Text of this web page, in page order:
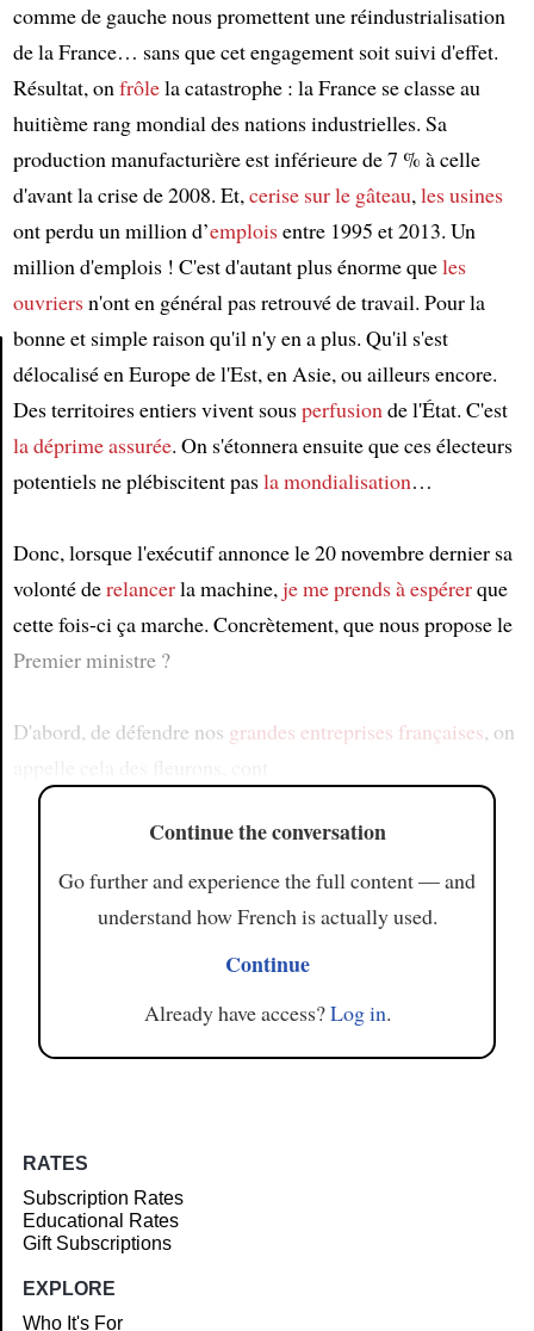
Article
comme de gauche nous promettent une réindustrialisation
de la France… sans que cet engagement soit suivi d'effet.
Résultat, onfrôlela catastrophe : la France se classe au
huitième rang mondial des nations industrielles. Sa
production manufacturière est inférieure de 7 % à celle
d'avant la crise de 2008. Et,cerise sur le gâteau,les usines
ont perdu un million d’emploisentre 1995 et 2013. Un
million d'emplois ! C'est d'autant plus énorme queles
ouvriersn'ont en général pas retrouvé de travail. Pour la
bonne et simple raison qu'il n'y en a plus. Qu'il s'est
délocalisé en Europe de l'Est, en Asie, ou ailleurs encore.
Des territoires entiers vivent sousperfusionde l'État. C'est
la déprime assurée. On s'étonnera ensuite que ces électeurs
potentiels ne plébiscitent pasla mondialisation…
Donc, lorsque l'exécutif annonce le 20 novembre dernier sa
volonté derelancerla machine,je me prends à espérerque
cette fois-ci ça marche. Concrètement, que nous propose le
Premier ministre ?
D'abord, de défendre nos grandes entreprises françaises, on
Continue the conversation
Go further and experience the full content — and
understand how French is actually used.
Continue
Already have access?Log in.
RATES
Subscription Rates
Educational Rates
Gift Subscriptions
EXPLORE
Who It's For